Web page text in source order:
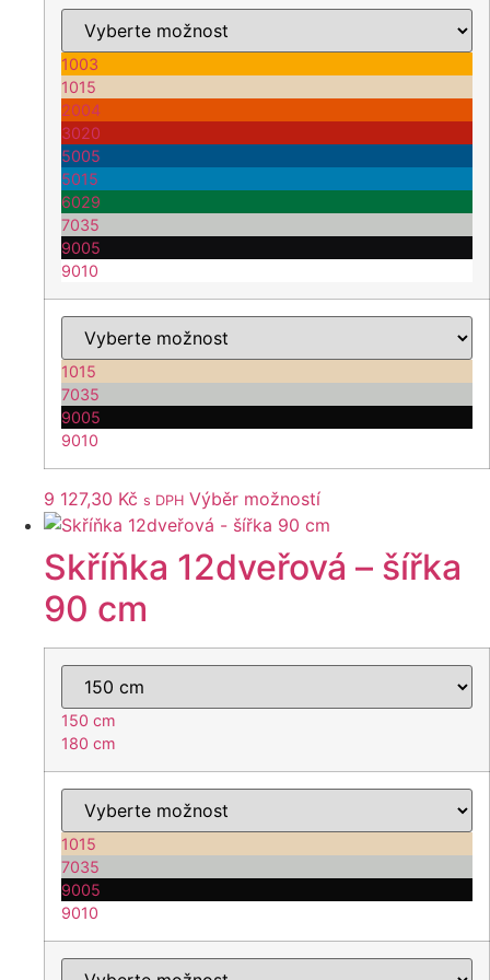
1003
1015
2004
3020
5005
5015
6029
7035
9005
9010
1015
7035
9005
9010
9 127,30 Kč s DPH Výběr možnostíTento
produkt
má
více
lze
na
Skříňka 12dveřová – šířka
90 cm
150 cm
180 cm
1015
7035
9005
9010